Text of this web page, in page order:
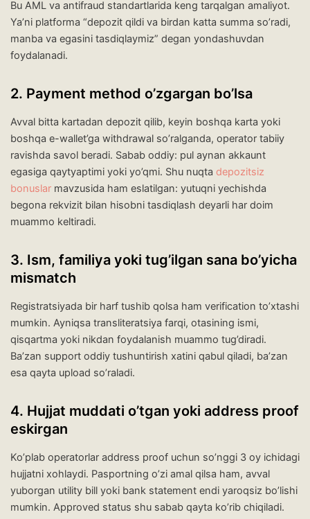
Bu AML va antifraud standartlarida keng tarqalgan amaliyot.
Ya’ni platforma “depozit qildi va birdan katta summa so’radi,
manba va egasini tasdiqlaymiz” degan yondashuvdan
foydalanadi.
2. Payment method o’zgargan bo’lsa
Avval bitta kartadan depozit qilib, keyin boshqa karta yoki
boshqa e-wallet’ga withdrawal so’ralganda, operator tabiiy
ravishda savol beradi. Sabab oddiy: pul aynan akkaunt
egasiga qaytyaptimi yoki yo’qmi. Shu nuqta depozitsiz
bonuslarmavzusida ham eslatilgan: yutuqni yechishda
begona rekvizit bilan hisobni tasdiqlash deyarli har doim
muammo keltiradi.
3. Ism, familiya yoki tug’ilgan sana bo’yicha
mismatch
Registratsiyada bir harf tushib qolsa ham verification to’xtashi
mumkin. Ayniqsa transliteratsiya farqi, otasining ismi,
qisqartma yoki nikdan foydalanish muammo tug’diradi.
Ba’zan support oddiy tushuntirish xatini qabul qiladi, ba’zan
esa qayta upload so’raladi.
4. Hujjat muddati o’tgan yoki address proof
eskirgan
Ko’plab operatorlar address proof uchun so’nggi 3 oy ichidagi
hujjatni xohlaydi. Pasportning o’zi amal qilsa ham, avval
yuborgan utility bill yoki bank statement endi yaroqsiz bo’lishi
mumkin. Approved status shu sabab qayta ko’rib chiqiladi.